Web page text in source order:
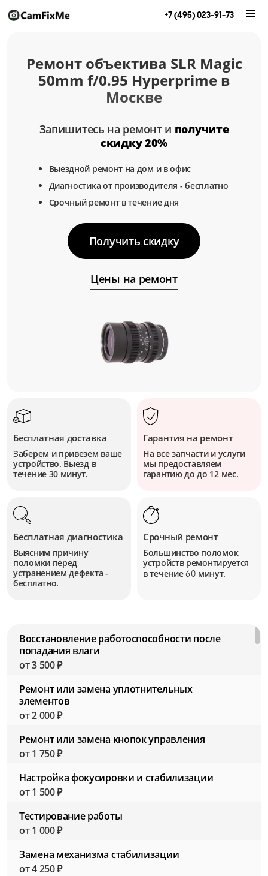
+7 (495) 023-91-73
Ремонт объектива SLR Magic
50mm f/0.95 Hyperprime в
Москве
Запишитесь на ремонт и получите
скидку 20%
Выездной ремонт на дом и в офис
Диагностика от производителя - бесплатно
Срочный ремонт в течение дня
Получить скидку
Цены на ремонт
Бесплатная доставка
Заберем и привезем ваше
устройство. Выезд в
течение 30 минут.
Гарантия на ремонт
На все запчасти и услуги
мы предоставляем
гарантию до до 12 мес.
Бесплатная диагностика
Выясним причину
поломки перед
устранением дефекта -
бесплатно.
Срочный ремонт
Большинство поломок
устройств ремонтируется
в течение60 минут.
Восстановление работоспособности после
попадания влаги
от 3 500 ₽
Ремонт или замена уплотнительных
элементов
от 2 000 ₽
Ремонт или замена кнопок управления
от 1 750 ₽
Настройка фокусировки и стабилизации
от 1 500 ₽
Тестирование работы
от 1 000 ₽
Замена механизма стабилизации
от 4 250 ₽